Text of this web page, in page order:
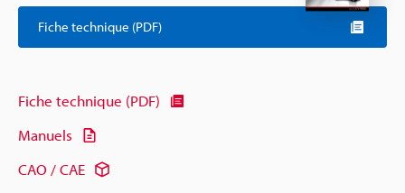
Fiche technique (PDF)
Fiche technique (PDF)
Manuels
CAO / CAE